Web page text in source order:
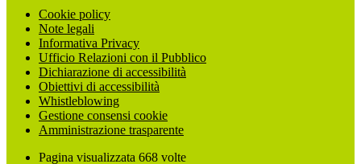
Cookie policy
Note legali
Informativa Privacy
Ufficio Relazioni con il Pubblico
Dichiarazione di accessibilità
Obiettivi di accessibilità
Whistleblowing
Gestione consensi cookie
Amministrazione trasparente
Pagina visualizzata 668 volte